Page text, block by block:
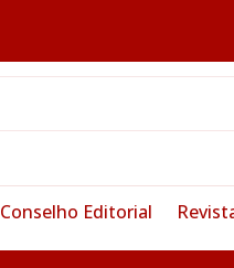
Conselho Editorial